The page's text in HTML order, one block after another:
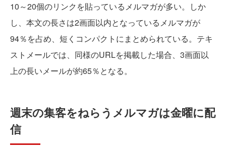
10～20個のリンクを貼っているメルマガが多い。しか
し、本文の長さは2画面以内となっているメルマガが
94％を占め、短くコンパクトにまとめられている。テキ
ストメールでは、同様のURLを掲載した場合、3画面以
上の長いメールが約65％となる。
週末の集客をねらうメルマガは金曜に配
信